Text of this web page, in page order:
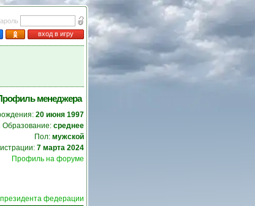
вход в игру
менеджера
20 июня 1997
Образование: среднее
Пол: мужской
7 марта 2024
Профиль на форуме
федерации